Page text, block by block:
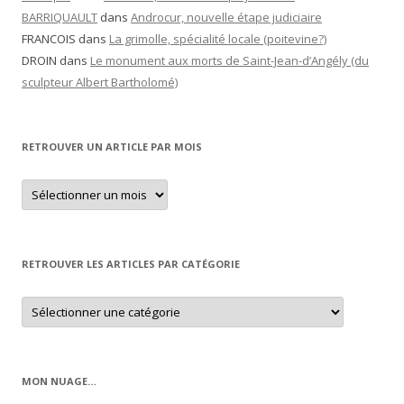
BARRIQUAULT dans Androcur, nouvelle étape judiciaire
FRANCOIS dans La grimolle, spécialité locale (poitevine?)
DROIN dans Le monument aux morts de Saint-Jean-d’Angély (du
sculpteur Albert Bartholomé)
RETROUVER UN ARTICLE PAR MOIS
Retrouver
un
article
RETROUVER LES ARTICLES PAR CATÉGORIE
Retrouver
les
articles
MON NUAGE…